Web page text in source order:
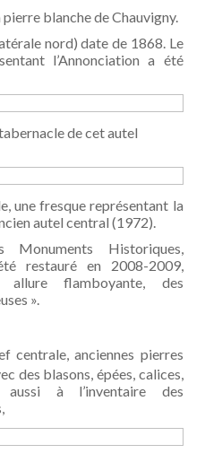
blanche de Chauvigny.
nord) date de 1868. Le
l’Annonciation a été
de cet autel
une fresque représentant la
autel central (1972).
Monuments Historiques,
restauré en 2008-2009,
flamboyante, des
».
centrale, anciennes pierres
des blasons, épées, calices,
aussi à l’inventaire des